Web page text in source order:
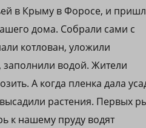
в Крыму в Форосе, и
дома. Собрали сами с
котлован, уложили
заполнили водой. Жители
А когда пленка дала
растения. Первых
к нашему пруду водят